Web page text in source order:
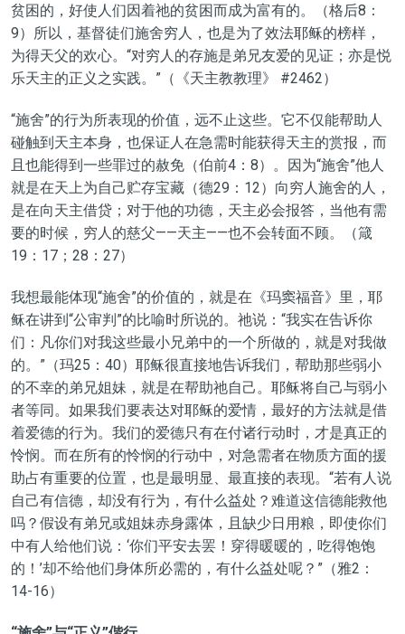
贫困的，好使人们因着祂的贫困而成为富有的。（格后8：
9）所以，基督徒们施舍穷人，也是为了效法耶稣的榜样，
为得天父的欢心。“对穷人的存施是弟兄友爱的见证；亦是悦
乐天主的正义之实践。”（《天主教教理》 #2462）
“施舍”的行为所表现的价值，远不止这些。它不仅能帮助人
碰触到天主本身，也保证人在急需时能获得天主的赏报，而
且也能得到一些罪过的赦免（伯前4：8）。因为“施舍”他人
就是在天上为自己贮存宝藏（德29：12）向穷人施舍的人，
是在向天主借贷；对于他的功德，天主必会报答，当他有需
要的时候，穷人的慈父——天主——也不会转面不顾。（箴
19：17；28：27）
我想最能体现“施舍”的价值的，就是在《玛窦福音》里，耶
稣在讲到“公审判”的比喻时所说的。祂说：“我实在告诉你
们：凡你们对我这些最小兄弟中的一个所做的，就是对我做
的。”（玛25：40）耶稣很直接地告诉我们，帮助那些弱小
的不幸的弟兄姐妹，就是在帮助祂自己。耶稣将自己与弱小
者等同。如果我们要表达对耶稣的爱情，最好的方法就是借
着爱德的行为。我们的爱德只有在付诸行动时，才是真正的
怜悯。而在所有的怜悯的行动中，对急需者在物质方面的援
助占有重要的位置，也是最明显、最直接的表现。“若有人说
自己有信德，却没有行为，有什么益处？难道这信德能救他
吗？假设有弟兄或姐妹赤身露体，且缺少日用粮，即使你们
中有人给他们说：‘你们平安去罢！穿得暖暖的，吃得饱饱
的！’却不给他们身体所必需的，有什么益处呢？”（雅2：
14-16）